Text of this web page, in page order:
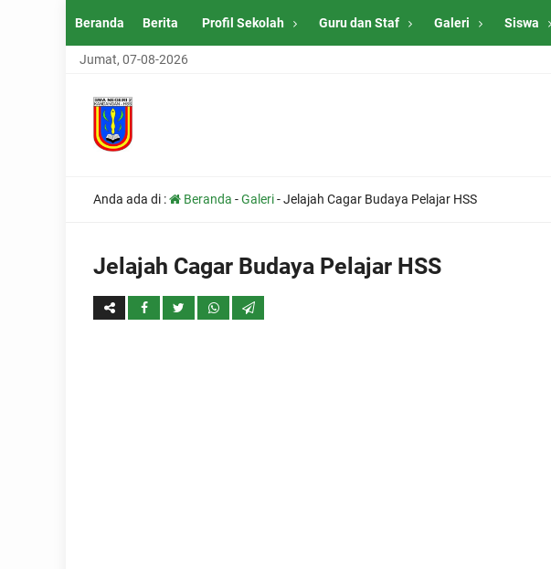
Beranda Berita Profil Sekolah Guru dan Staf Galeri Siswa
Jumat, 07-08-2026
Anda ada di : Beranda -Galeri-Jelajah Cagar Budaya Pelajar HSS
Jelajah Cagar Budaya Pelajar HSS